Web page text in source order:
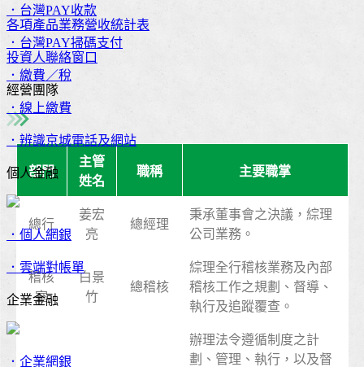
．台灣PAY收款
．台灣PAY掃碼支付
．繳費／稅
．線上繳費
．辨識京城電話及網站
個人金融
．個人網銀
．雲端對帳單
企業金融
．企業網銀
各項產品業務營收統計表
投資人聯絡窗口
經營團隊
部門
主管
姓名
職稱 主要職掌
總行
姜宏
亮
總經理
秉承董事會之決議，綜理
公司業務。
稽核
室
白景
竹
總稽核
綜理全行稽核業務及內部
稽核工作之規劃、督導、
執行及追蹤覆查。
辦理法令遵循制度之計
劃、管理、執行，以及督